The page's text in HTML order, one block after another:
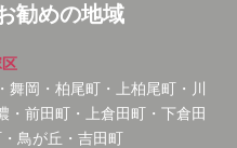
勧めの地域
岡・柏尾町・上柏尾町・川
・前田町・上倉田町・下倉田
鳥が丘・吉田町